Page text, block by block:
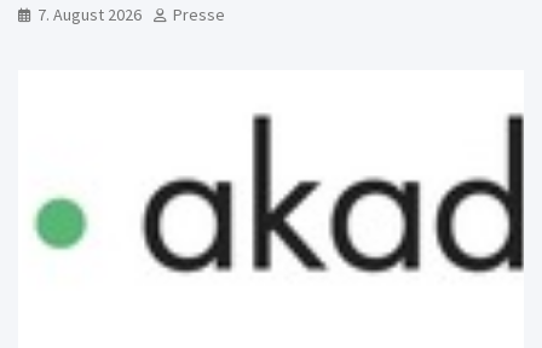
7. August 2026 Presse